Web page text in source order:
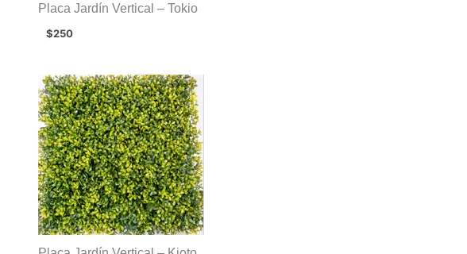
Placa Jardín Vertical – Tokio
$250